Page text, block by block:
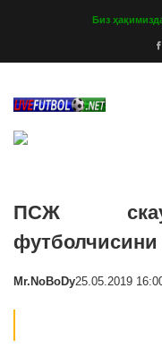
Биз
ПСЖ
Mr.NoBoDy25.05.2019